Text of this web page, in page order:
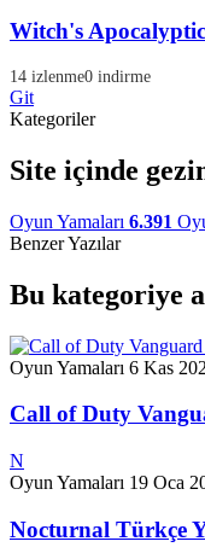
Witch's
14 izlenme0 indirme
Git
Kategoriler
Site içinde
Oyun Yamaları 6.391
Benzer Yazılar
Bu kategoriye
Oyun Yamaları 6 Kas
Call of Duty
N
Oyun Yamaları 19 Oca
Nocturnal Türkçe